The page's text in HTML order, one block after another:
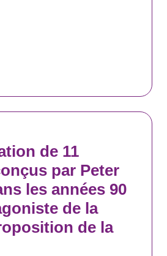
de 11
par Peter
les années 90
de la
de la